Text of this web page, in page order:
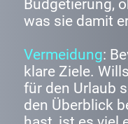
Budgetierung,
was sie damit
Vermeidung:
klare Ziele.
für den Urlaub
den Überblick